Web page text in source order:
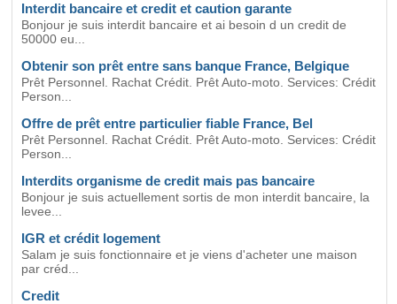
Interdit bancaire et credit et caution garante
Bonjour je suis interdit bancaire et ai besoin d un credit de
50000 eu...
Obtenir son prêt entre sans banque France, Belgique
Prêt Personnel. Rachat Crédit. Prêt Auto-moto. Services: Crédit
Person...
Offre de prêt entre particulier fiable France, Bel
Prêt Personnel. Rachat Crédit. Prêt Auto-moto. Services: Crédit
Person...
Interdits organisme de credit mais pas bancaire
Bonjour je suis actuellement sortis de mon interdit bancaire, la
levee...
IGR et crédit logement
Salam je suis fonctionnaire et je viens d'acheter une maison
par créd...
Credit